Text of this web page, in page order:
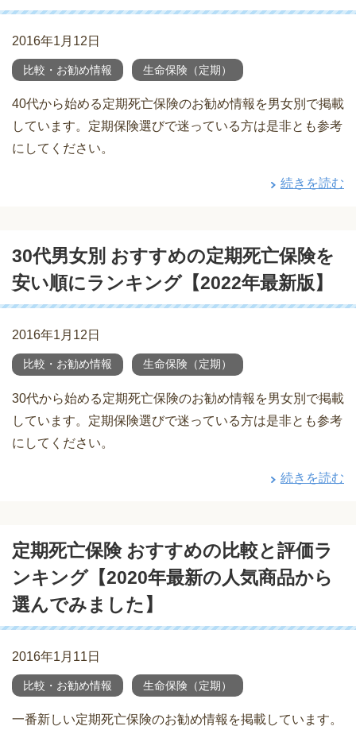
2016年1月12日
比較・お勧め情報 生命保険（定期）
40代から始める定期死亡保険のお勧め情報を男女別で掲載
しています。定期保険選びで迷っている方は是非とも参考
にしてください。
続きを読む
30代男女別 おすすめの定期死亡保険を
安い順にランキング【2022年最新版】
2016年1月12日
比較・お勧め情報 生命保険（定期）
30代から始める定期死亡保険のお勧め情報を男女別で掲載
しています。定期保険選びで迷っている方は是非とも参考
にしてください。
続きを読む
定期死亡保険 おすすめの比較と評価ラ
ンキング【2020年最新の人気商品から
選んでみました】
2016年1月11日
比較・お勧め情報 生命保険（定期）
一番新しい定期死亡保険のお勧め情報を掲載しています。